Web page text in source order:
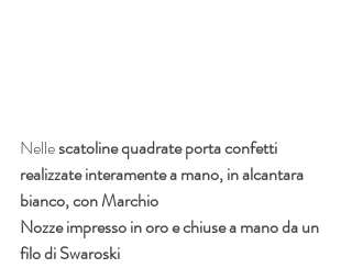
Nelle scatoline quadrate porta confetti
realizzate interamente a mano, in alcantara
bianco, con Marchio
Nozze impresso in oro e chiuse a mano da un
filo di Swaroski